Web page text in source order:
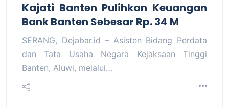
Kajati Banten Pulihkan Keuangan
Bank Banten Sebesar Rp. 34 M
SERANG, Dejabar.id – Asisten Bidang Perdata
dan Tata Usaha Negara Kejaksaan Tinggi
Banten, Aluwi, melalui…